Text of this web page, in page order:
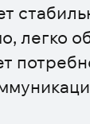
легко